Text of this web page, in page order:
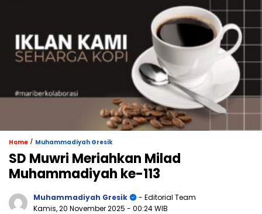
Home / Muhammadiyah Gresik
SD Muwri Meriahkan Milad
Muhammadiyah ke-113
Muhammadiyah Gresik
- Editorial Team
Kamis, 20 November 2025 - 00:24 WIB